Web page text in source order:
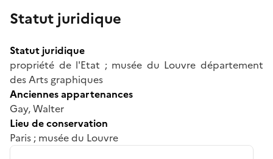
Statut juridique
Statut juridique
propriété de l'Etat ; musée du Louvre département
des Arts graphiques
Anciennes appartenances
Gay, Walter
Lieu de conservation
Paris ; musée du Louvre